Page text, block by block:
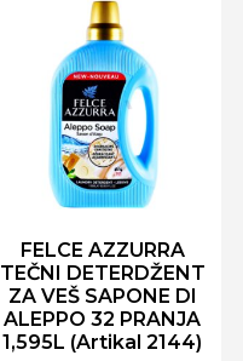
FELCE AZZURRA
TEČNI DETERDŽENT
ZA VEŠ SAPONE DI
ALEPPO 32 PRANJA
1,595L (Artikal 2144)